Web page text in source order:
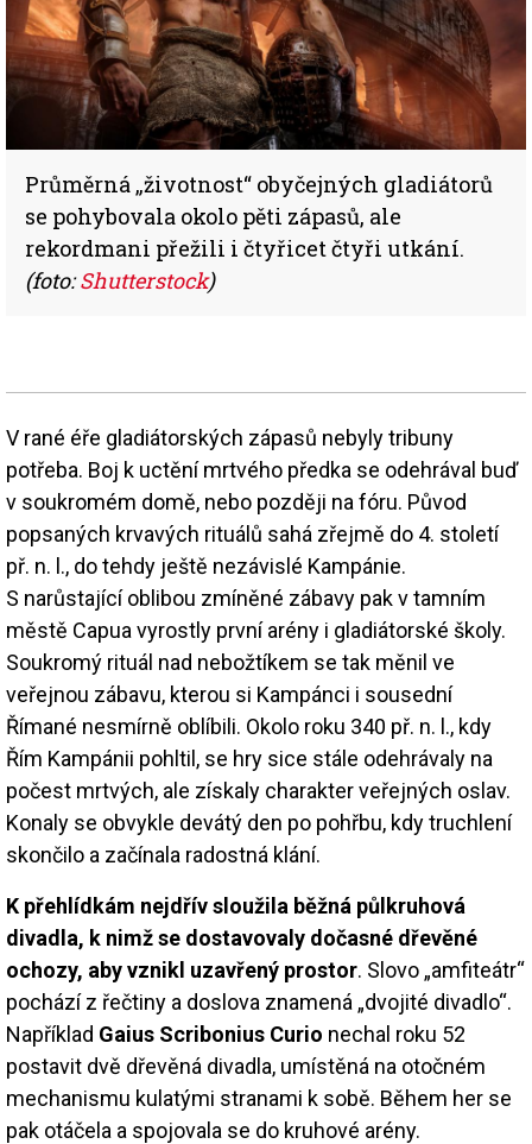
Průměrná „životnost“ obyčejných gladiátorů
se pohybovala okolo pěti zápasů, ale
rekordmani přežili i čtyřicet čtyři utkání.
(foto:Shutterstock)
V rané éře gladiátorských zápasů nebyly tribuny
potřeba. Boj k uctění mrtvého předka se odehrával buď
v soukromém domě, nebo později na fóru. Původ
popsaných krvavých rituálů sahá zřejmě do 4. století
př. n. l., do tehdy ještě nezávislé Kampánie.
S narůstající oblibou zmíněné zábavy pak v tamním
městě Capua vyrostly první arény i gladiátorské školy.
Soukromý rituál nad nebožtíkem se tak měnil ve
veřejnou zábavu, kterou si Kampánci i sousední
Římané nesmírně oblíbili. Okolo roku 340 př. n. l., kdy
Řím Kampánii pohltil, se hry sice stále odehrávaly na
počest mrtvých, ale získaly charakter veřejných oslav.
Konaly se obvykle devátý den po pohřbu, kdy truchlení
skončilo a začínala radostná klání.
K přehlídkám nejdřív sloužila běžná půlkruhová
divadla, k nimž se dostavovaly dočasné dřevěné
ochozy, aby vznikl uzavřený prostor. Slovo „amfiteátr“
pochází z řečtiny a doslova znamená „dvojité divadlo“.
Například Gaius Scribonius Curio nechal roku 52
postavit dvě dřevěná divadla, umístěná na otočném
mechanismu kulatými stranami k sobě. Během her se
pak otáčela a spojovala se do kruhové arény.